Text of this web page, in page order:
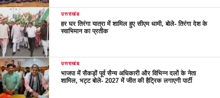
उत्तराखंड
हर घर तिरंगा यात्रा में शामिल हुए सीएम धामी, बोले- तिरंगा देश के
स्वाभिमान का प्रतीक
उत्तराखंड
भाजपा में सैकड़ों पूर्व सैन्य अधिकारी और विभिन्न दलों के नेता
शामिल, भट्ट बोले- 2027 में जीत की हैट्रिक लगाएगी पार्टी